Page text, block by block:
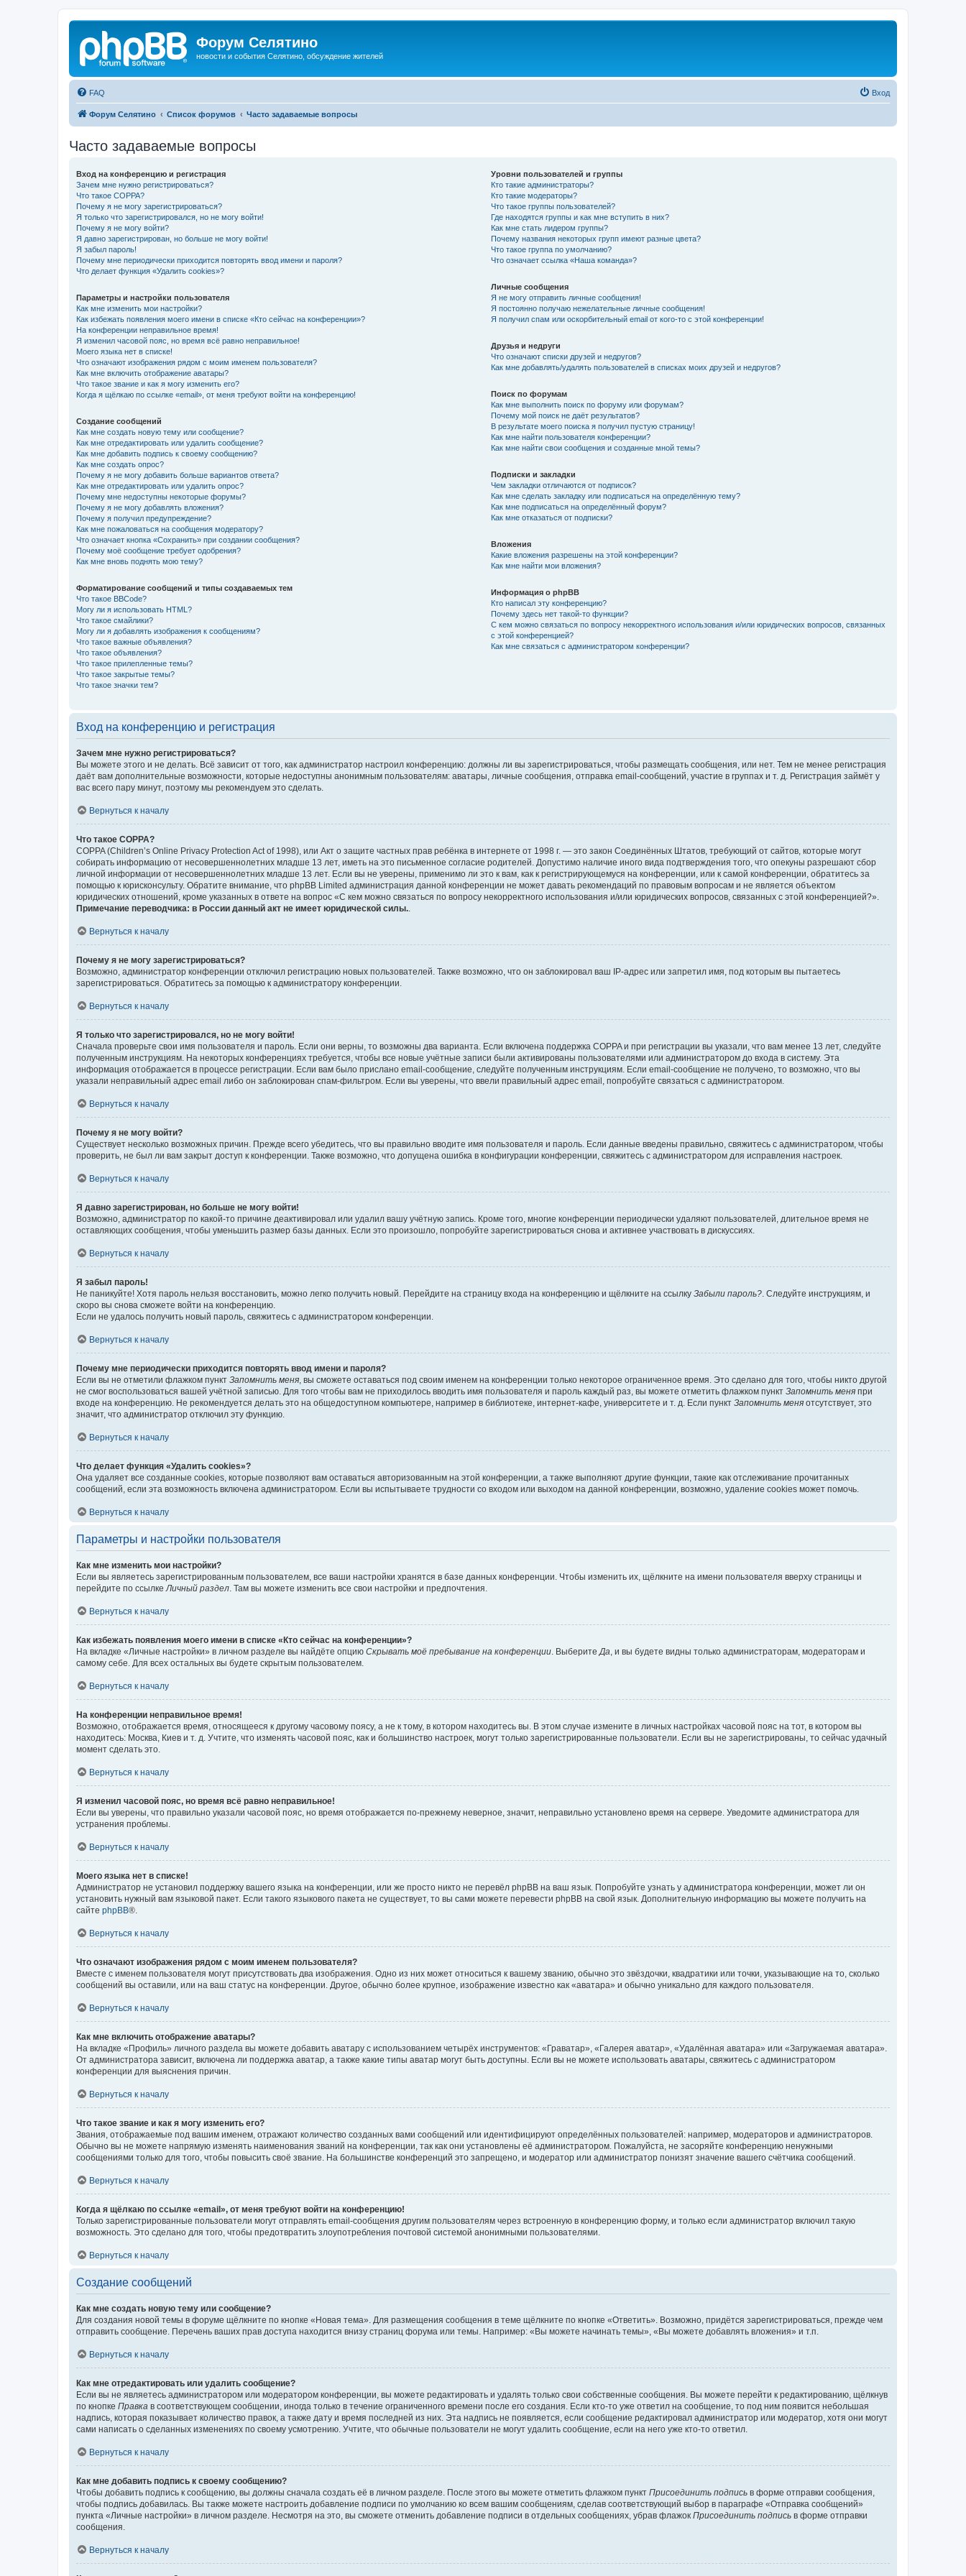
Форум Селятино
новости и события Селятино, обсуждение жителей
FAQ Вход
Форум Селятино Список форумов Часто задаваемые вопросы
Часто задаваемые вопросы
Вход на конференцию и регистрация
Зачем мне нужно регистрироваться?
Что такое COPPA?
Почему я не могу зарегистрироваться?
Я только что зарегистрировался, но не могу войти!
Почему я не могу войти?
Я давно зарегистрирован, но больше не могу войти!
Я забыл пароль!
Почему мне периодически приходится повторять ввод имени и пароля?
Что делает функция «Удалить cookies»?
Параметры и настройки пользователя
Как мне изменить мои настройки?
Как избежать появления моего имени в списке «Кто сейчас на конференции»?
На конференции неправильное время!
Я изменил часовой пояс, но время всё равно неправильное!
Моего языка нет в списке!
Что означают изображения рядом с моим именем пользователя?
Как мне включить отображение аватары?
Что такое звание и как я могу изменить его?
Когда я щёлкаю по ссылке «email», от меня требуют войти на конференцию!
Создание сообщений
Как мне создать новую тему или сообщение?
Как мне отредактировать или удалить сообщение?
Как мне добавить подпись к своему сообщению?
Как мне создать опрос?
Почему я не могу добавить больше вариантов ответа?
Как мне отредактировать или удалить опрос?
Почему мне недоступны некоторые форумы?
Почему я не могу добавлять вложения?
Почему я получил предупреждение?
Как мне пожаловаться на сообщения модератору?
Что означает кнопка «Сохранить» при создании сообщения?
Почему моё сообщение требует одобрения?
Как мне вновь поднять мою тему?
Форматирование сообщений и типы создаваемых тем
Что такое BBCode?
Могу ли я использовать HTML?
Что такое смайлики?
Могу ли я добавлять изображения к сообщениям?
Что такое важные объявления?
Что такое объявления?
Что такое прилепленные темы?
Что такое закрытые темы?
Что такое значки тем?
Уровни пользователей и группы
Кто такие администраторы?
Кто такие модераторы?
Что такое группы пользователей?
Где находятся группы и как мне вступить в них?
Как мне стать лидером группы?
Почему названия некоторых групп имеют разные цвета?
Что такое группа по умолчанию?
Что означает ссылка «Наша команда»?
Личные сообщения
Я не могу отправить личные сообщения!
Я постоянно получаю нежелательные личные сообщения!
Я получил спам или оскорбительный email от кого-то с этой конференции!
Друзья и недруги
Что означают списки друзей и недругов?
Как мне добавлять/удалять пользователей в списках моих друзей и недругов?
Поиск по форумам
Как мне выполнить поиск по форуму или форумам?
Почему мой поиск не даёт результатов?
В результате моего поиска я получил пустую страницу!
Как мне найти пользователя конференции?
Как мне найти свои сообщения и созданные мной темы?
Подписки и закладки
Чем закладки отличаются от подписок?
Как мне сделать закладку или подписаться на определённую тему?
Как мне подписаться на определённый форум?
Как мне отказаться от подписки?
Вложения
Какие вложения разрешены на этой конференции?
Как мне найти мои вложения?
Информация о phpBB
Кто написал эту конференцию?
Почему здесь нет такой-то функции?
С кем можно связаться по вопросу некорректного использования и/или юридических вопросов, связанных
с этой конференцией?
Как мне связаться с администратором конференции?
Вход на конференцию и регистрация
Зачем мне нужно регистрироваться?
Вы можете этого и не делать. Всё зависит от того, как администратор настроил конференцию: должны ли вы зарегистрироваться, чтобы размещать сообщения, или нет. Тем не менее регистрация
даёт вам дополнительные возможности, которые недоступны анонимным пользователям: аватары, личные сообщения, отправка email-сообщений, участие в группах и т. д. Регистрация займёт у
вас всего пару минут, поэтому мы рекомендуем это сделать.
Вернуться к началу
Что такое COPPA?
COPPA (Children’s Online Privacy Protection Act of 1998), или Акт о защите частных прав ребёнка в интернете от 1998 г. — это закон Соединённых Штатов, требующий от сайтов, которые могут
собирать информацию от несовершеннолетних младше 13 лет, иметь на это письменное согласие родителей. Допустимо наличие иного вида подтверждения того, что опекуны разрешают сбор
личной информации от несовершеннолетних младше 13 лет. Если вы не уверены, применимо ли это к вам, как к регистрирующемуся на конференции, или к самой конференции, обратитесь за
помощью к юрисконсульту. Обратите внимание, что phpBB Limited администрация данной конференции не может давать рекомендаций по правовым вопросам и не является объектом
юридических отношений, кроме указанных в ответе на вопрос «С кем можно связаться по вопросу некорректного использования и/или юридических вопросов, связанных с этой конференцией?».
Примечание переводчика: в России данный акт не имеет юридической силы.
Вернуться к началу
Почему я не могу зарегистрироваться?
Возможно, администратор конференции отключил регистрацию новых пользователей. Также возможно, что он заблокировал ваш IP-адрес или запретил имя, под которым вы пытаетесь
зарегистрироваться. Обратитесь за помощью к администратору конференции.
Вернуться к началу
Я только что зарегистрировался, но не могу войти!
Сначала проверьте свои имя пользователя и пароль. Если они верны, то возможны два варианта. Если включена поддержка COPPA и при регистрации вы указали, что вам менее 13 лет, следуйте
полученным инструкциям. На некоторых конференциях требуется, чтобы все новые учётные записи были активированы пользователями или администратором до входа в систему. Эта
информация отображается в процессе регистрации. Если вам было прислано email-сообщение, следуйте полученным инструкциям. Если email-сообщение не получено, то возможно, что вы
указали неправильный адрес email либо он заблокирован спам-фильтром. Если вы уверены, что ввели правильный адрес email, попробуйте связаться с администратором.
Вернуться к началу
Почему я не могу войти?
Существует несколько возможных причин. Прежде всего убедитесь, что вы правильно вводите имя пользователя и пароль. Если данные введены правильно, свяжитесь с администратором, чтобы
проверить, не был ли вам закрыт доступ к конференции. Также возможно, что допущена ошибка в конфигурации конференции, свяжитесь с администратором для исправления настроек.
Вернуться к началу
Я давно зарегистрирован, но больше не могу войти!
Возможно, администратор по какой-то причине деактивировал или удалил вашу учётную запись. Кроме того, многие конференции периодически удаляют пользователей, длительное время не
оставляющих сообщения, чтобы уменьшить размер базы данных. Если это произошло, попробуйте зарегистрироваться снова и активнее участвовать в дискуссиях.
Вернуться к началу
Я забыл пароль!
Не паникуйте! Хотя пароль нельзя восстановить, можно легко получить новый. Перейдите на страницу входа на конференцию и щёлкните на ссылку Забыли пароль? . Следуйте инструкциям, и
скоро вы снова сможете войти на конференцию.
Если не удалось получить новый пароль, свяжитесь с администратором конференции.
Вернуться к началу
Почему мне периодически приходится повторять ввод имени и пароля?
Если вы не отметили флажком пункт Запомнить меня , вы сможете оставаться под своим именем на конференции только некоторое ограниченное время. Это сделано для того, чтобы никто другой
не смог воспользоваться вашей учётной записью. Для того чтобы вам не приходилось вводить имя пользователя и пароль каждый раз, вы можете отметить флажком пункт Запомнить меня при
входе на конференцию. Не рекомендуется делать это на общедоступном компьютере, например в библиотеке, интернет-кафе, университете и т. д. Если пункт Запомнить меня отсутствует, это
значит, что администратор отключил эту функцию.
Вернуться к началу
Что делает функция «Удалить cookies»?
Она удаляет все созданные cookies, которые позволяют вам оставаться авторизованным на этой конференции, а также выполняют другие функции, такие как отслеживание прочитанных
сообщений, если эта возможность включена администратором. Если вы испытываете трудности со входом или выходом на данной конференции, возможно, удаление cookies может помочь.
Вернуться к началу
Параметры и настройки пользователя
Как мне изменить мои настройки?
Если вы являетесь зарегистрированным пользователем, все ваши настройки хранятся в базе данных конференции. Чтобы изменить их, щёлкните на имени пользователя вверху страницы и
перейдите по ссылке Личный раздел . Там вы можете изменить все свои настройки и предпочтения.
Вернуться к началу
Как избежать появления моего имени в списке «Кто сейчас на конференции»?
На вкладке «Личные настройки» в личном разделе вы найдёте опцию Скрывать моё пребывание на конференции . Выберите Да , и вы будете видны только администраторам, модераторам и
самому себе. Для всех остальных вы будете скрытым пользователем.
Вернуться к началу
На конференции неправильное время!
Возможно, отображается время, относящееся к другому часовому поясу, а не к тому, в котором находитесь вы. В этом случае измените в личных настройках часовой пояс на тот, в котором вы
находитесь: Москва, Киев и т. д. Учтите, что изменять часовой пояс, как и большинство настроек, могут только зарегистрированные пользователи. Если вы не зарегистрированы, то сейчас удачный
момент сделать это.
Вернуться к началу
Я изменил часовой пояс, но время всё равно неправильное!
Если вы уверены, что правильно указали часовой пояс, но время отображается по-прежнему неверное, значит, неправильно установлено время на сервере. Уведомите администратора для
устранения проблемы.
Вернуться к началу
Моего языка нет в списке!
Администратор не установил поддержку вашего языка на конференции, или же просто никто не перевёл phpBB на ваш язык. Попробуйте узнать у администратора конференции, может ли он
установить нужный вам языковой пакет. Если такого языкового пакета не существует, то вы сами можете перевести phpBB на свой язык. Дополнительную информацию вы можете получить на
сайте phpBB®.
Вернуться к началу
Что означают изображения рядом с моим именем пользователя?
Вместе с именем пользователя могут присутствовать два изображения. Одно из них может относиться к вашему званию, обычно это звёздочки, квадратики или точки, указывающие на то, сколько
сообщений вы оставили, или на ваш статус на конференции. Другое, обычно более крупное, изображение известно как «аватара» и обычно уникально для каждого пользователя.
Вернуться к началу
Как мне включить отображение аватары?
На вкладке «Профиль» личного раздела вы можете добавить аватару с использованием четырёх инструментов: «Граватар», «Галерея аватар», «Удалённая аватара» или «Загружаемая аватара».
От администратора зависит, включена ли поддержка аватар, а также какие типы аватар могут быть доступны. Если вы не можете использовать аватары, свяжитесь с администратором
конференции для выяснения причин.
Вернуться к началу
Что такое звание и как я могу изменить его?
Звания, отображаемые под вашим именем, отражают количество созданных вами сообщений или идентифицируют определённых пользователей: например, модераторов и администраторов.
Обычно вы не можете напрямую изменять наименования званий на конференции, так как они установлены её администратором. Пожалуйста, не засоряйте конференцию ненужными
сообщениями только для того, чтобы повысить своё звание. На большинстве конференций это запрещено, и модератор или администратор понизят значение вашего счётчика сообщений.
Вернуться к началу
Когда я щёлкаю по ссылке «email», от меня требуют войти на конференцию!
Только зарегистрированные пользователи могут отправлять email-сообщения другим пользователям через встроенную в конференцию форму, и только если администратор включил такую
возможность. Это сделано для того, чтобы предотвратить злоупотребления почтовой системой анонимными пользователями.
Вернуться к началу
Создание сообщений
Как мне создать новую тему или сообщение?
Для создания новой темы в форуме щёлкните по кнопке «Новая тема». Для размещения сообщения в теме щёлкните по кнопке «Ответить». Возможно, придётся зарегистрироваться, прежде чем
отправить сообщение. Перечень ваших прав доступа находится внизу страниц форума или темы. Например: «Вы можете начинать темы», «Вы можете добавлять вложения» и т.п.
Вернуться к началу
Как мне отредактировать или удалить сообщение?
Если вы не являетесь администратором или модератором конференции, вы можете редактировать и удалять только свои собственные сообщения. Вы можете перейти к редактированию, щёлкнув
по кнопке Правка в соответствующем сообщении, иногда только в течение ограниченного времени после его создания. Если кто-то уже ответил на сообщение, то под ним появится небольшая
надпись, которая показывает количество правок, а также дату и время последней из них. Эта надпись не появляется, если сообщение редактировал администратор или модератор, хотя они могут
сами написать о сделанных изменениях по своему усмотрению. Учтите, что обычные пользователи не могут удалить сообщение, если на него уже кто-то ответил.
Вернуться к началу
Как мне добавить подпись к своему сообщению?
Чтобы добавить подпись к сообщению, вы должны сначала создать её в личном разделе. После этого вы можете отметить флажком пункт Присоединить подпись в форме отправки сообщения,
чтобы подпись добавилась. Вы также можете настроить добавление подписи по умолчанию ко всем вашим сообщениям, сделав соответствующий выбор в параграфе «Отправка сообщений»
пункта «Личные настройки» в личном разделе. Несмотря на это, вы сможете отменить добавление подписи в отдельных сообщениях, убрав флажок Присоединить подпись в форме отправки
сообщения.
Вернуться к началу